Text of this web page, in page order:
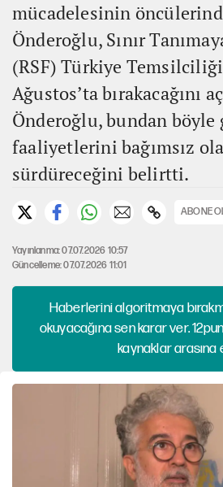
mücadelesinin
Önderoğlu, Sınır
(RSF) Türkiye
Ağustos’ta bırakacağını
Önderoğlu, bundan
faaliyetlerini bağımsız
sürdüreceğini belirtti.
ABONE
Yayınlanma: 07.07.2026 10:57
Güncelleme: 07.07.2026 11:01
Haberlerini algoritmaya
okuyacağına sen karar ver.
kaynaklar arasına